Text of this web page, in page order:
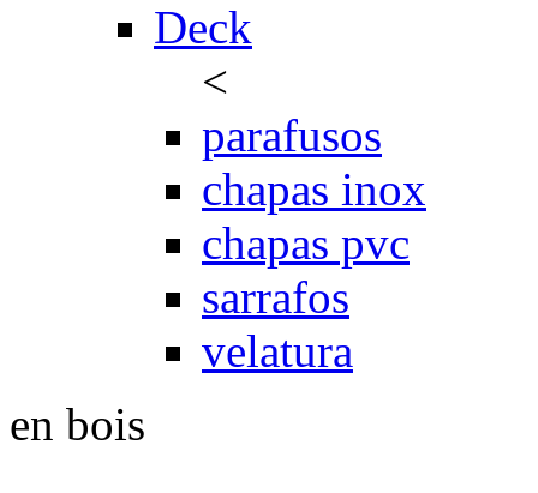
Deck
<
parafusos
chapas inox
chapas pvc
sarrafos
velatura
en bois